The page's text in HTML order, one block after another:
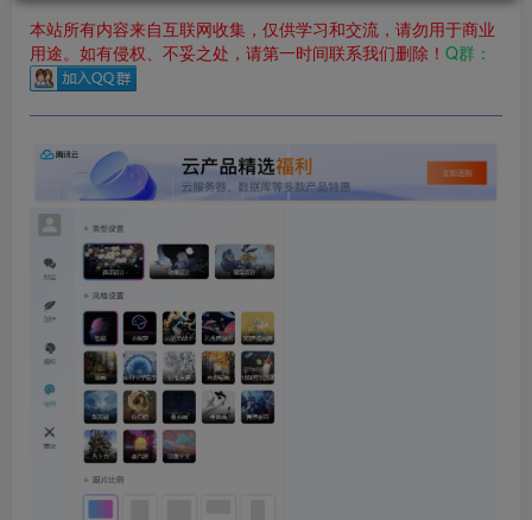
本站所有内容来自互联网收集，仅供学习和交流，请勿用于商业
用途。如有侵权、不妥之处，请第一时间联系我们删除！ Q群：